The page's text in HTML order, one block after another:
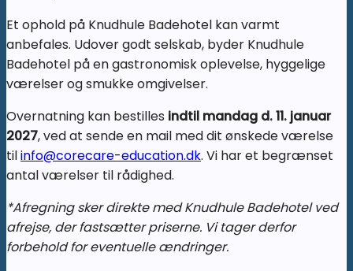
Et ophold på Knudhule Badehotel kan varmt
anbefales. Udover godt selskab, byder Knudhule
Badehotel på en gastronomisk oplevelse, hyggelige
værelser og smukke omgivelser.
Overnatning kan bestilles indtil mandag d. 11. januar
2027, ved at sende en mail med dit ønskede værelse
tilinfo@corecare-education.dk. Vi har et begrænset
antal værelser til rådighed.
*Afregning sker direkte med Knudhule Badehotel ved
afrejse, der fastsætter priserne. Vi tager derfor
forbehold for eventuelle ændringer.